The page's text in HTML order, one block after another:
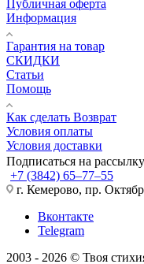
Публичная оферта
Информация
Гарантия на товар
СКИДКИ
Статьи
Помощь
Как сделать Возврат
Условия оплаты
Условия доставки
Подписаться на рассылку
+7 (3842) 65–77–55
г. Кемерово, пр.
Вконтакте
Telegram
2003 - 2026 © Твоя